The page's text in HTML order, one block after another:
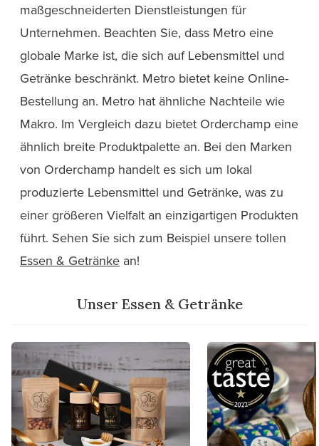
maßgeschneiderten Dienstleistungen für
Unternehmen. Beachten Sie, dass Metro eine
globale Marke ist, die sich auf Lebensmittel und
Getränke beschränkt. Metro bietet keine Online-
Bestellung an. Metro hat ähnliche Nachteile wie
Makro. Im Vergleich dazu bietet Orderchamp eine
ähnlich breite Produktpalette an. Bei den Marken
von Orderchamp handelt es sich um lokal
produzierte Lebensmittel und Getränke, was zu
einer größeren Vielfalt an einzigartigen Produkten
führt. Sehen Sie sich zum Beispiel unsere tollen
Essen & Getränke an!
Unser Essen & Getränke